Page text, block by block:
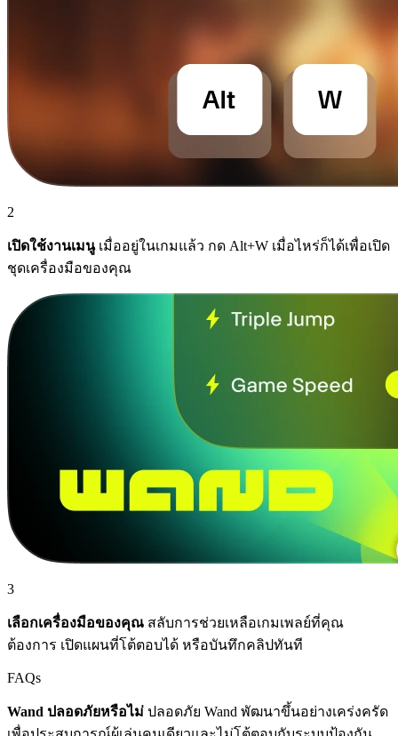
2
เปิดใช้งานเมนูเมื่ออยู่ในเกมแล้ว กด Alt+W เมื่อไหร่ก็ได้เพื่อเปิด
ชุดเครื่องมือของคุณ
3
เลือกเครื่องมือของคุณ สลับการช่วยเหลือเกมเพลย์ที่คุณ
ต้องการ เปิดแผนที่โต้ตอบได้ หรือบันทึกคลิปทันที
FAQs
Wand ปลอดภัยหรือไม่ ปลอดภัย Wand พัฒนาขึ้นอย่างเคร่งครัด